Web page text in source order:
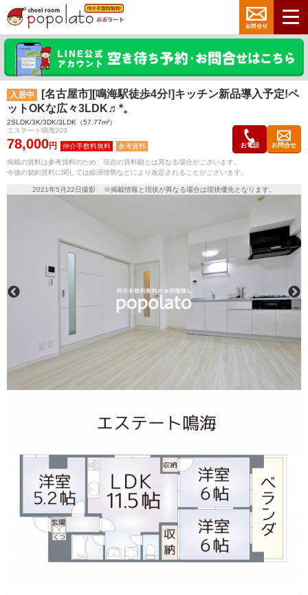
入居中
[名古屋市][鳴海駅徒歩4分!]キッチン新品導入予定!ペ
ットOKな広々3LDK♬*。
2SLDK/3K/3DK/3LDK（57.77m²）
エステート鳴海203
78,000円 参考賃料 お電話 お問合せ
掲載の賃料は参考賃料のため、現在の賃料額とは異なる場合がございます。
今後の契約賃料に関しては経済情勢などにより改定されることがございます。
2021年5月22日撮影 ※掲載情報と現状が異なる場合は現状優先となります。